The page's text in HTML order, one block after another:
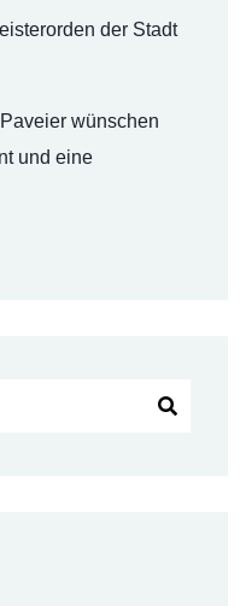
der Stadt
wünschen
und eine